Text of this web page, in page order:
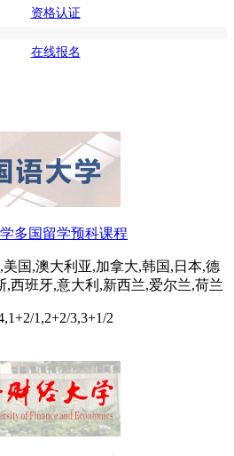
资格认证
在线报名
多国留学预科课程
美国,澳大利亚,加拿大,韩国,日本,德
,西班牙,意大利,新西兰,爱尔兰,荷兰
1,2+2/3,3+1/2